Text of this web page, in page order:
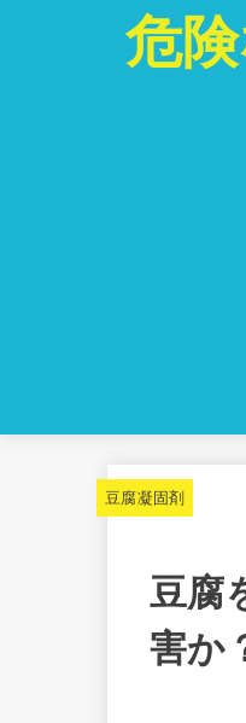
危
豆腐凝固剤
豆腐
害か